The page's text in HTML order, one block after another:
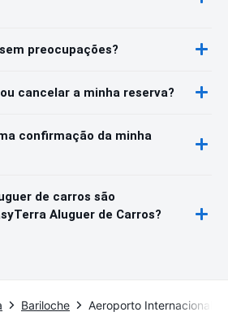
preocupações?
cancelar a minha reserva?
confirmação da minha
de carros são
Aluguer de Carros?
Bariloche Aeroporto Internacional